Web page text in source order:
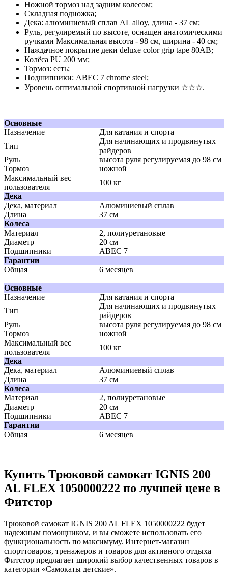
Ножной тормоз над задним колесом;
Складная подножка;
Дека: алюминиевый сплав AL alloy, длина - 37 см;
Руль, регулиремый по высоте, оснащен анатомическими
ручками Максимальная высота - 98 см, ширина - 40 см;
Наждачное покрытие деки deluxe color grip tape 80AB;
Колёса PU 200 мм;
Тормоз: есть;
Подшипники: ABEC 7 chrome steel;
Уровень оптимальной спортивной нагрузки ☆☆☆.
Основные
Назначение
Для катания и спорта
Тип
Для начинающих и продвинутых
райдеров
Руль
высота руля регулируемая до 98 см
Тормоз
ножной
Максимальный вес
пользователя
100 кг
Дека
Дека, материал
Алюминиевый сплав
Длина
37 см
Колеса
Материал
2, полиуретановые
Диаметр
20 см
Подшипники
ABEC 7
Гарантии
Общая
6 месяцев
Основные
Назначение
Для катания и спорта
Тип
Для начинающих и продвинутых
райдеров
Руль
высота руля регулируемая до 98 см
Тормоз
ножной
Максимальный вес
пользователя
100 кг
Дека
Дека, материал
Алюминиевый сплав
Длина
37 см
Колеса
Материал
2, полиуретановые
Диаметр
20 см
Подшипники
ABEC 7
Гарантии
Общая
6 месяцев
Купить Трюковой самокат IGNIS 200
AL FLEX 1050000222 по лучшей цене в
Фитстор
Трюковой самокат IGNIS 200 AL FLEX 1050000222 будет
надежным помощником, и вы сможете использовать его
функциональность по максимуму. Интернет-магазин
спорттоваров, тренажеров и товаров для активного отдыха
Фитстор предлагает широкий выбор качественных товаров в
категории «Самокаты детские».